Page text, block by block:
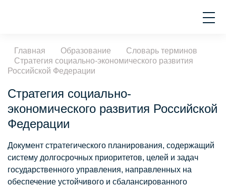
Главная Образование
Словарь терминов
Стратегия социально-экономического развития
Российской Федерации
Стратегия социально-
экономического развития Российской
Федерации
Документ стратегического планирования, содержащий
систему долгосрочных приоритетов, целей и задач
государственного управления, направленных на
обеспечение устойчивого и сбалансированного